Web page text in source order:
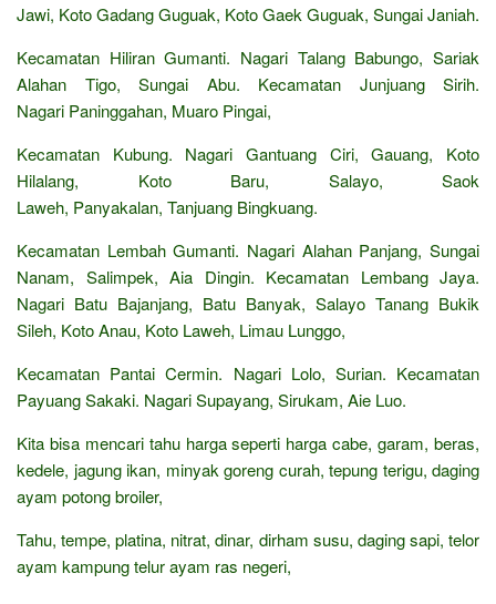
Jawi, Koto Gadang Guguak, Koto Gaek Guguak, Sungai Janiah.
Kecamatan Hiliran Gumanti. Nagari Talang Babungo, Sariak
Alahan Tigo, Sungai Abu. Kecamatan Junjuang Sirih.
Nagari Paninggahan, Muaro Pingai,
Kecamatan Kubung. Nagari Gantuang Ciri, Gauang, Koto
Hilalang, Koto Baru, Salayo, Saok
Laweh, Panyakalan, Tanjuang Bingkuang.
Kecamatan Lembah Gumanti. Nagari Alahan Panjang, Sungai
Nanam, Salimpek, Aia Dingin. Kecamatan Lembang Jaya.
Nagari Batu Bajanjang, Batu Banyak, Salayo Tanang Bukik
Sileh, Koto Anau, Koto Laweh, Limau Lunggo,
Kecamatan Pantai Cermin. Nagari Lolo, Surian. Kecamatan
Payuang Sakaki. Nagari Supayang, Sirukam, Aie Luo.
Kita bisa mencari tahu harga seperti harga cabe, garam, beras,
kedele, jagung ikan, minyak goreng curah, tepung terigu, daging
ayam potong broiler,
Tahu, tempe, platina, nitrat, dinar, dirham susu, daging sapi, telor
ayam kampung telur ayam ras negeri,